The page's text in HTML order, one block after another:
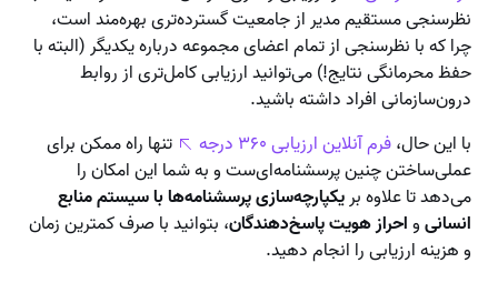
نظرسنجی مستقیم مدیر از جامعیت گسترده‌تری بهره‌مند است،
چرا که با نظرسنجی از تمام اعضای مجموعه درباره یکدیگر (البته با
حفظ محرمانگی نتایج!) می‌توانید ارزیابی کامل‌تری از روابط
درون‌سازمانی افراد داشته باشید.
با این حال،فرم آنلاین ارزیابی ۳۶۰ درجه
تنها راه ممکن برای
عملی‌ساختن چنین پرسشنامه‌ای‌ست و به شما این امکان را
می‌دهد تا علاوه بریکپارچه‌سازی پرسشنامه‌ها با سیستم منابع
انسانیواحراز هویت پاسخ‌دهندگان، بتوانید با صرف کمترین زمان
و هزینه ارزیابی را انجام دهید.